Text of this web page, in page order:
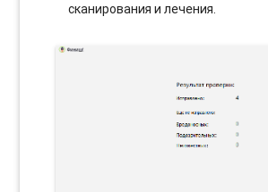
сканирования и лечения.